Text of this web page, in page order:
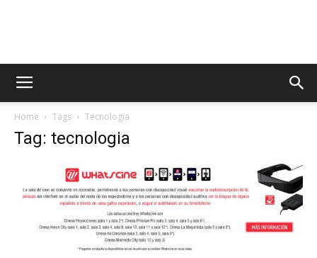
AppsTonic
Home Tags Tecnologia
Tag: tecnologia